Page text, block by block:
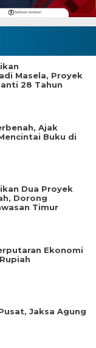
Masela, Proyek
28 Tahun
Ajak
Buku di
Dua Proyek
Dorong
Timur
Ekonomi
Jaksa Agung